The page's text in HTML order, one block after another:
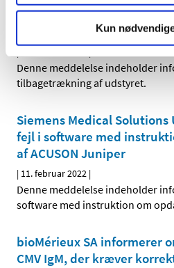
Kun
tilbagetrækker Hy-Care
variants of Hy-Care
Denne meddelelse indeholder
tilbagetrækning af udstyret.
Siemens Medical Solutions
fejl i software med
af ACUSON Juniper
| 11. februar 2022 |
Denne meddelelse indeholder
software med instruktion om
bioMérieux SA informerer
CMV IgM, der kræver